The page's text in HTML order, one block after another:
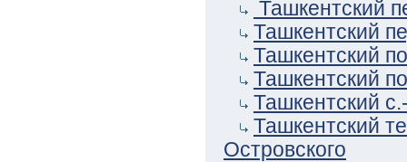
Ташкентский
Ташкентский
Ташкентский
Ташкентский
Ташкентский
Ташкентский
Островского